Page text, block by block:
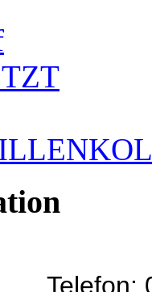
Telefon: